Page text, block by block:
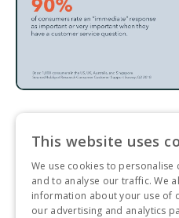
Fonte
Ferramentas
e chatbots, atendem a
fornecendo respostas
This website uses
We use cookies to personalise
and to analyse our traffic. We
information about your use of
our advertising and analytics